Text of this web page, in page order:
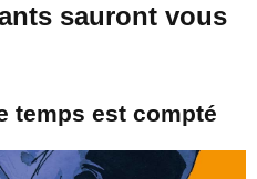
sauront vous
temps est compté